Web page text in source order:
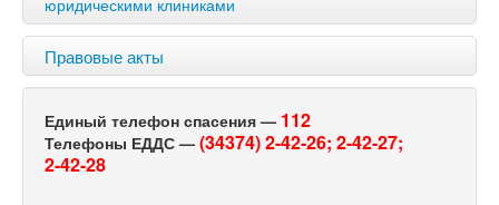
Правовые акты
Единый телефон спасения — 112
Телефоны ЕДДС — (34374) 2-42-26; 2-42-27;
2-42-28